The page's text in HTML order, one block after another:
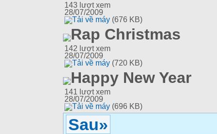
143 lượt xem
28/07/2009
Tải về máy (676 KB)
Rap Christmas
142 lượt xem
28/07/2009
Tải về máy (720 KB)
Happy New Year
141 lượt xem
28/07/2009
Tải về máy (696 KB)
Sau»